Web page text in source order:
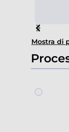
Item
4
of
4
Mostra di